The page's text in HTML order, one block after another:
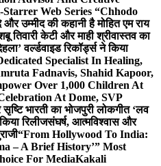
Web Series “Chhodo
उम्मीद की कहानी है मोहित एम राय
तिवारी केटी और माही श्रीवास्तव का
वर्ल्डवाइड रिकॉर्ड्स ने किया
Specialist In Healing,
Fadnavis, Shahid Kapoor,
Over 1,000 Children At
At Dome, SVP
सृष्टि भारती का भोजपुरी लोकगीत ‘लव
रिलीजसंघर्ष, आत्मविश्वास और
“From Hollywood To India:
– A Brief History’” Most
For MediaKakali